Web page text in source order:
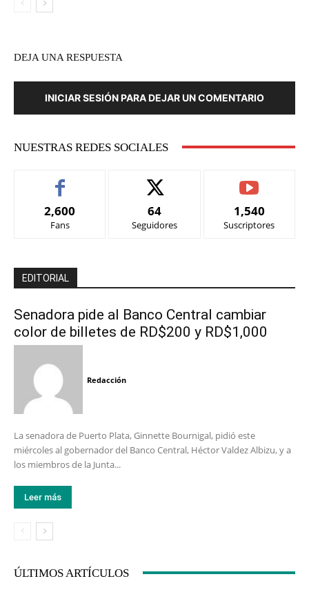
DEJA UNA RESPUESTA
INICIAR SESIÓN PARA DEJAR UN COMENTARIO
NUESTRAS REDES SOCIALES
2,600
Fans
64
Seguidores
1,540
Suscriptores
EDITORIAL
Senadora pide al Banco Central cambiar
color de billetes de RD$200 y RD$1,000
Redacción
La senadora de Puerto Plata, Ginnette Bournigal, pidió este
miércoles al gobernador del Banco Central, Héctor Valdez Albizu, y a
los miembros de la Junta...
Leer más
ÚLTIMOS ARTÍCULOS